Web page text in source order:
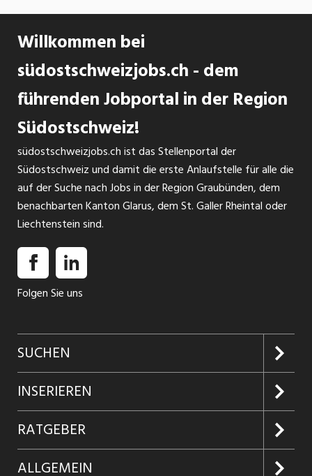
Willkommen bei
südostschweizjobs.ch - dem
führenden Jobportal in der Region
Südostschweiz!
südostschweizjobs.ch ist das Stellenportal der
Südostschweiz und damit die erste Anlaufstelle für alle die
auf der Suche nach Jobs in der Region Graubünden, dem
benachbarten Kanton Glarus, dem St. Galler Rheintal oder
Liechtenstein sind.
Folgen Sie uns
SUCHEN
Jobs suchen
Jobabo
Firmen entdecken
INSERIEREN
Kundenlogin
Inserieren
RATGEBER
Glossar
ALLGEMEIN